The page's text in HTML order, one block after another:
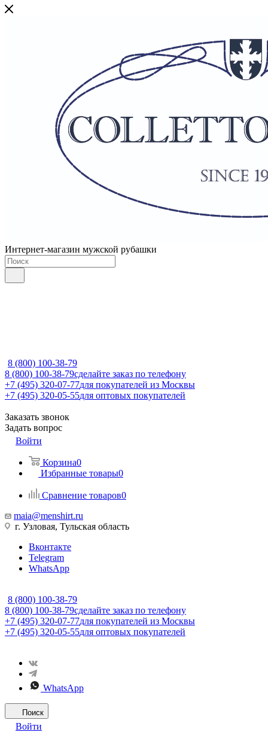
Интернет-магазин мужской рубашки
8 (800) 100-38-79
8 (800) 100-38-79сделайте заказ по телефону
+7 (495) 320-07-77для покупателей из Москвы
+7 (495) 320-05-55для оптовых покупателей
Заказать звонок
Задать вопрос
Войти
Корзина0
Избранные товары0
Сравнение товаров0
maia@menshirt.ru
г. Узловая, Тульская область
Вконтакте
Telegram
WhatsApp
8 (800) 100-38-79
8 (800) 100-38-79сделайте заказ по телефону
+7 (495) 320-07-77для покупателей из Москвы
+7 (495) 320-05-55для оптовых покупателей
WhatsApp
Поиск
Войти